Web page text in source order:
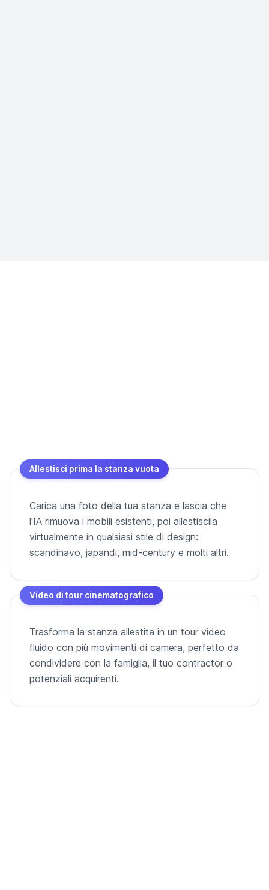
Allestisci prima la stanza vuota
Carica una foto della tua stanza e lascia che
l'IA rimuova i mobili esistenti, poi allestiscila
virtualmente in qualsiasi stile di design:
scandinavo, japandi, mid-century e molti altri.
Video di tour cinematografico
Trasforma la stanza allestita in un tour video
fluido con più movimenti di camera, perfetto da
condividere con la famiglia, il tuo contractor o
potenziali acquirenti.